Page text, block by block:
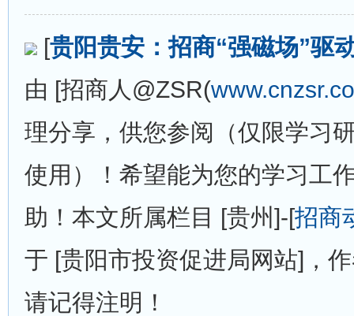
[贵阳贵安：招商“强磁场”驱
由 [招商人@ZSR(
理分享，供您参阅（仅限学习
使用）！希望能为您的学习工
助！本文所属栏目 [贵州]-[招商
于 [贵阳市投资促进局网站]，
请记得注明！